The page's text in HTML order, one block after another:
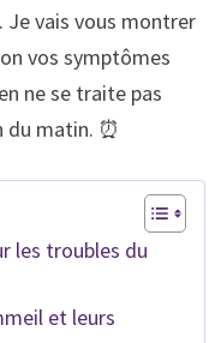
vais vous montrer
vos symptômes
ne se traite pas
du matin. ⏰
les troubles du
et leurs